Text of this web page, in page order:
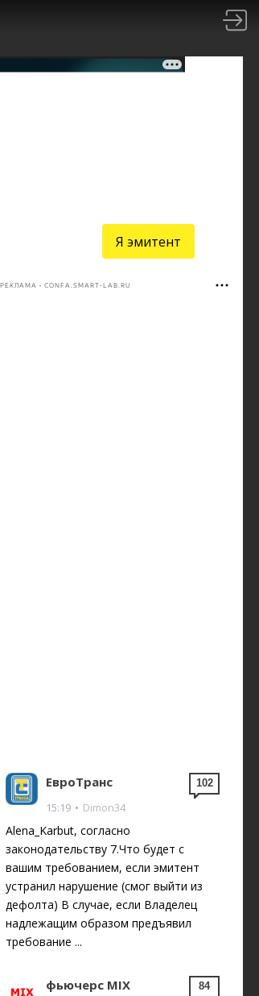
Я эмитент
РЕКЛАМА • CONFA.SMART-LAB.RU
ЕвроТранс
15:19 • Dimon34
Alena_Karbut, согласно
законодательству 7.Что будет с
вашим требованием, если эмитент
устранил нарушение (смог выйти из
дефолта) В случае, если Владелец
надлежащим образом предъявил
требование ...
102
фьючерс MIX 84